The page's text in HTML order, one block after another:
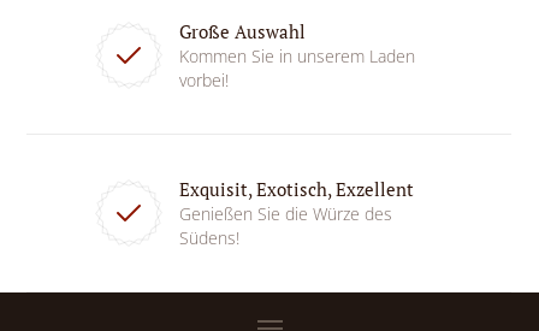
Große Auswahl
Kommen Sie in unserem Laden
vorbei!
Exquisit, Exotisch, Exzellent
Genießen Sie die Würze des
Südens!